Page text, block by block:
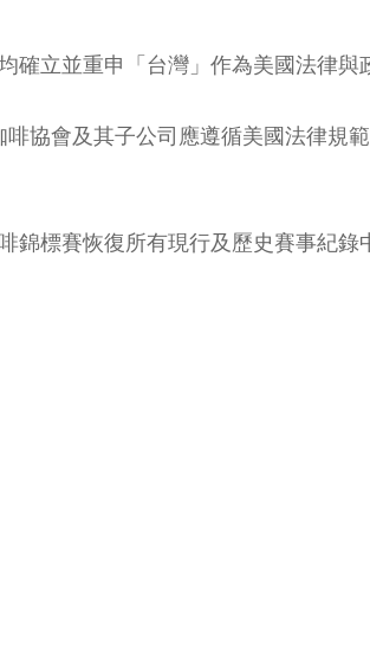
確立並重申「台灣」作為美國法律與
協會及其子公司應遵循美國法律
錦標賽恢復所有現行及歷史賽事紀